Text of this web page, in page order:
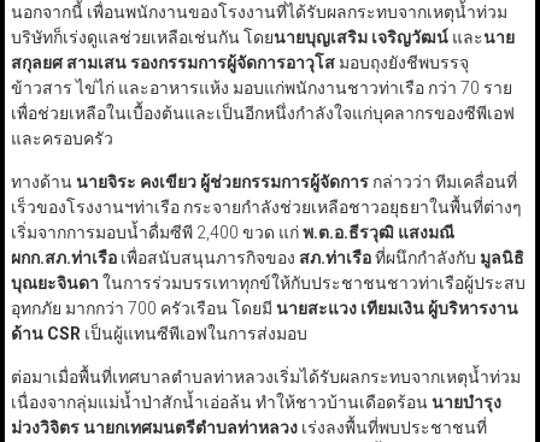
นอกจากนี้ เพื่อนพนักงานของโรงงานที่ได้รับผลกระทบจากเหตุน้ำท่วม
บริษัทก็เร่งดูแลช่วยเหลือเช่นกัน โดยนายบุญเสริม เจริญวัฒน์และนาย
สกุลยศ สามเสนรองกรรมการผู้จัดการอาวุโสมอบถุงยังชีพบรรจุ
ข้าวสาร ไข่ไก่ และอาหารแห้ง มอบแก่พนักงานชาวท่าเรือ กว่า 70 ราย
เพื่อช่วยเหลือในเบื้องต้นและเป็นอีกหนึ่งกำลังใจแก่บุคลากรของซีพีเอฟ
และครอบครัว
ทางด้านนายจิระ คงเขียว ผู้ช่วยกรรมการผู้จัดการกล่าวว่า ทีมเคลื่อนที่
เร็วของโรงงานฯท่าเรือ กระจายกำลังช่วยเหลือชาวอยุธยาในพื้นที่ต่างๆ
เริ่มจากการมอบน้ำดื่มซีพี 2,400 ขวด แก่พ.ต.อ.ธีรวุฒิ แสงมณี
ผกก.สภ.ท่าเรือเพื่อสนับสนุนภารกิจของ สภ.ท่าเรือที่ผนึกกำลังกับ มูลนิธิ
บุณยะจินดา ในการร่วมบรรเทาทุกข์ให้กับประชาชนชาวท่าเรือผู้ประสบ
อุทกภัย มากกว่า 700 ครัวเรือน โดยมี นายสะแวง เทียมเงิน ผู้บริหารงาน
ด้าน CSRเป็นผู้แทนซีพีเอฟในการส่งมอบ
ต่อมาเมื่อพื้นที่เทศบาลตำบลท่าหลวงเริ่มได้รับผลกระทบจากเหตุน้ำท่วม
เนื่องจากลุ่มแม่น้ำป่าสักน้ำเอ่อล้น ทำให้ชาวบ้านเดือดร้อนนายบำรุง
ม่วงวิจิตร นายกเทศมนตรีตำบลท่าหลวงเร่งลงพื้นที่พบประชาชนที่